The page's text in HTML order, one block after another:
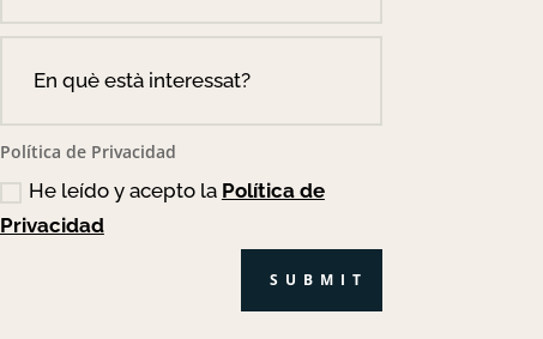
Política de Privacidad
He leído y acepto la Política de
Privacidad
SUBMIT